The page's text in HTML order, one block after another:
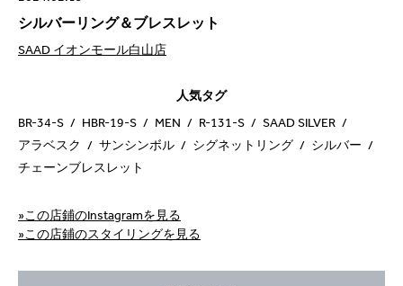
シルバーリング＆ブレスレット
SAAD イオンモール白山店
人気タグ
BR-34-S
HBR-19-S MEN R-131-S
SAAD SILVER
アラベスク
サンシンボル シグネットリング
シルバー
チェーンブレスレット
»この店鋪のInstagramを見る
»この店鋪のスタイリングを見る